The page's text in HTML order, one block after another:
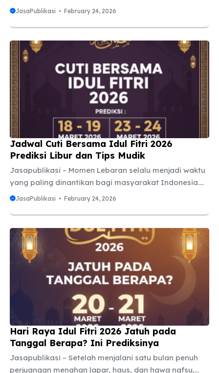
ingin memberikan penampilan terbaik saat
satu pertanyaan yang paling sering muncul
mendekati bulan suci adalah: “Kira-kira apa ya trend
warna baju lebaran 2026 nanti?” Menentukan warna
baju bukan hanya soal mengikuti arus, tapi juga
tentang mengekspresikan kepribadian dan
menciptakan suasana hati yang positif. Tahun 2026
diprediksi akan membawa pergeseran menarik dalam
dunia modest fashion. Jika tahun-tahun sebelumnya
kita didominasi oleh ...
JasaPublikasi February 24, 2026
Jadwal Cuti Bersama Idul Fitri 2026
Prediksi Libur dan Tips Mudik
Jasapublikasi – Momen Lebaran selalu menjadi waktu
yang paling dinantikan bagi masyarakat Indonesia.
Bukan hanya karena nilai spiritualnya yang
atau pulang kampung untuk berkumpul bersama
keluarga besar. Agar rencana pulang kampung
berjalan mulus tanpa drama kehabisan tiket atau
terjebak macet parah, mengetahui jadwal cuti
bersama Idul Fitri 2026 sejak dini adalah langkah
yang sangat bijak. Meskipun pemerintah biasanya
merilis pengumuman resmi melalui Surat Keputusan
Bersama (SKB) 3 Menteri pada akhir tahun
sebelumnya, kita ...
JasaPublikasi February 24, 2026
Hari Raya Idul Fitri 2026 Jatuh pada
Tanggal Berapa? Ini Prediksinya
Jasapublikasi – Setelah menjalani satu bulan penuh
perjuangan menahan lapar, haus, dan hawa nafsu,